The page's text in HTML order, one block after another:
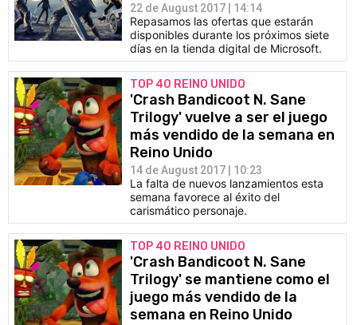
22 de August 2017 | 14:14
Repasamos las ofertas que estarán
disponibles durante los próximos siete
días en la tienda digital de Microsoft.
TOP 40 REINO UNIDO
'Crash Bandicoot N. Sane
Trilogy' vuelve a ser el juego
más vendido de la semana en
Reino Unido
14 de August 2017 | 10:23
La falta de nuevos lanzamientos esta
semana favorece al éxito del
carismático personaje.
TOP 40 REINO UNIDO
'Crash Bandicoot N. Sane
Trilogy' se mantiene como el
juego más vendido de la
semana en Reino Unido